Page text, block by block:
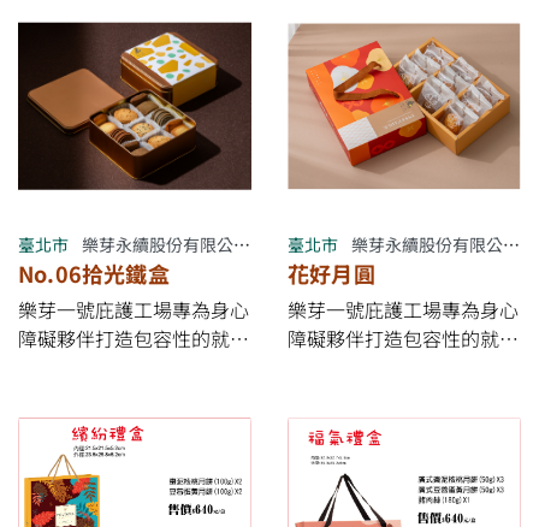
香氣的溫暖 生命 從此有了
不一樣的幸福。
臺北市 樂芽永續股份有限公司樂芽一號庇護工場
No.06拾光鐵盒
樂芽⼀號庇護⼯場專為身⼼
障礙夥伴打造包容性的就業
作步驟拆解成夥伴們也能逐
步上⼿的作業流程， 製作
出無⼈⼯添加、無防腐劑、
無⾊素的純粹美味！
臺北市 樂芽永續股份有限公司樂芽一號庇護工場
花好月圓
樂芽⼀號庇護⼯場專為身⼼
障礙夥伴打造包容性的就業
作步驟拆解成夥伴們也能逐
步上⼿的作業流程， 製作
出無⼈⼯添加、無防腐劑、
無⾊素的純粹美味！